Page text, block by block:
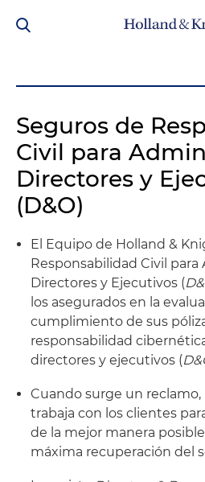
Seguros de
Civil para
Directores y
(D&O)
El Equipo de Holland &
Responsabilidad Civil
Directores y Ejecutivos (
los asegurados en la
cumplimiento de sus
responsabilidad
directores y ejecutivos (
Cuando surge un
trabaja con los clientes
de la mejor manera
máxima recuperación del